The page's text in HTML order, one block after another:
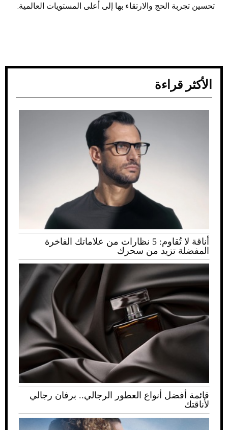
تحسين تجربة الحج والارتقاء بها إلى أعلى المستويات العالمية.
الأكثر قراءة
أناقة لا تُقاوم: 5 نظارات من علاماتك الفاخرة
المفضلة تزيد من سحرك
قائمة أفضل أنواع العطور الرجالي.. برفان رجالي
لأناقتك